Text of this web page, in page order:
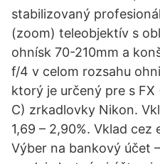
stabilizovaný
(zoom) teleobjektív s
ohnísk 70-210mm a
f/4 v celom rozsahu
ktorý je určený pre s FX
C) zrkadlovky Nikon.
1,69 – 2,90%. Vklad cez
Výber na bankový účet